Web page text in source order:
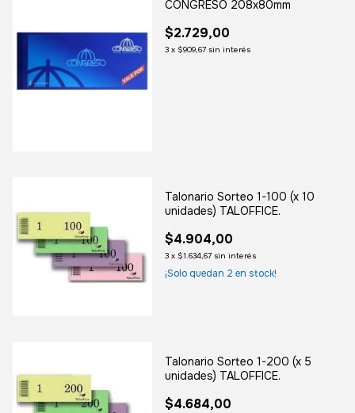
CONGRESO 208x80mm
$2.729,00
3 x $909,67 sin interés
Talonario Sorteo 1-100 (x 10
unidades) TALOFFICE.
$4.904,00
3 x $1.634,67 sin interés
¡Solo quedan 2 en stock!
Talonario Sorteo 1-200 (x 5
unidades) TALOFFICE.
$4.684,00